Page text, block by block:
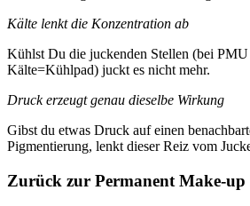
Kälte lenkt die Konzentration ab
Kühlst Du die juckenden Stellen (bei
Kälte=Kühlpad) juckt es nicht mehr.
Druck erzeugt genau dieselbe Wirkung
Gibst du etwas Druck auf einen
Pigmentierung, lenkt dieser Reiz vom
Zurück zur Permanent Make-up